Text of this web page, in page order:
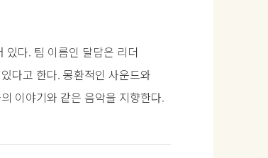
다. 팀 이름인 달담은 리더
다고 한다. 몽환적인 사운드와
이야기와 같은 음악을 지향한다.